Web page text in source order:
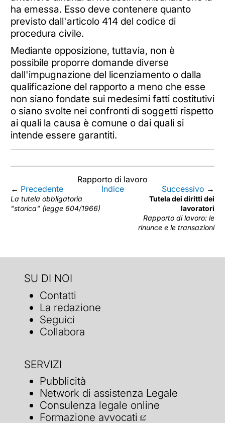
ha emessa. Esso deve contenere quanto
previsto dall'articolo 414 del codice di
procedura civile.
Mediante opposizione, tuttavia, non è
possibile proporre domande diverse
dall'impugnazione del licenziamento o dalla
qualificazione del rapporto a meno che esse
non siano fondate sui medesimi fatti costitutivi
o siano svolte nei confronti di soggetti rispetto
ai quali la causa è comune o dai quali si
intende essere garantiti.
Rapporto di lavoro
← Precedente
La tutela obbligatoria
"storica" (legge 604/1966)
Indice Successivo →
Tutela dei diritti dei
lavoratori
Rapporto di lavoro: le
rinunce e le transazioni
SU DI NOI
Contatti
La redazione
Seguici
Collabora
SERVIZI
Pubblicità
Network di assistenza Legale
Consulenza legale online
Formazione avvocati